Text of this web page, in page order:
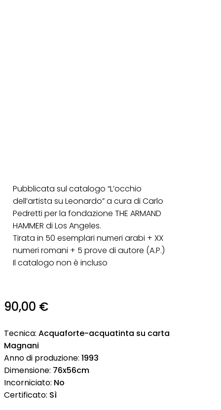
Pubblicata sul catalogo “L’occhio
dell’artista su Leonardo” a cura di Carlo
Pedretti per la fondazione THE ARMAND
HAMMER di Los Angeles.
Tirata in 50 esemplari numeri arabi + XX
numeri romani + 5 prove di autore (A.P.)
Il catalogo non è incluso
90,00 €
Tecnica: Acquaforte-acquatinta su carta
Magnani
Anno di produzione: 1993
Dimensione: 76x56cm
Incorniciato: No
Certificato: Sì